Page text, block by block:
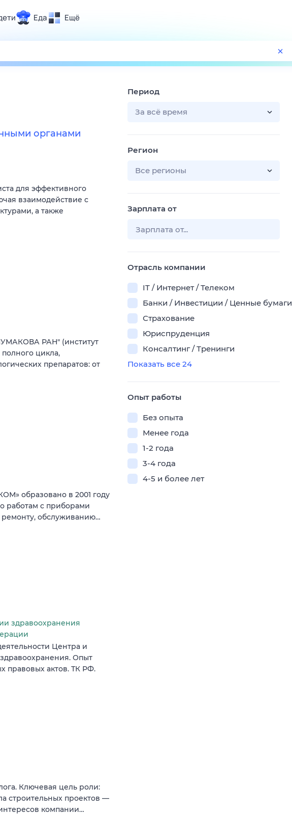
Еда Ещё
и отдых
и тренды
Поиск
ТВ-программа
органами
для эффективного
взаимодействие с
а также
РАН" (институт
цикла,
препаратов: от
образовано в 2001 году
работам с приборами
обслуживанию…
здравоохранения
Центра и
Опыт
правовых актов. ТК РФ.
Ключевая цель роли:
строительных проектов —
компании…
Период
За всё время
Регион
Все регионы
Зарплата от
Отрасль компании
IT / Интернет / Телеком
Банки / Инвестиции / Ценные бумаги
Страхование
Юриспруденция
Консалтинг / Тренинги
Показать все 24
Опыт работы
Без опыта
Менее года
1-2 года
3-4 года
4-5 и более лет